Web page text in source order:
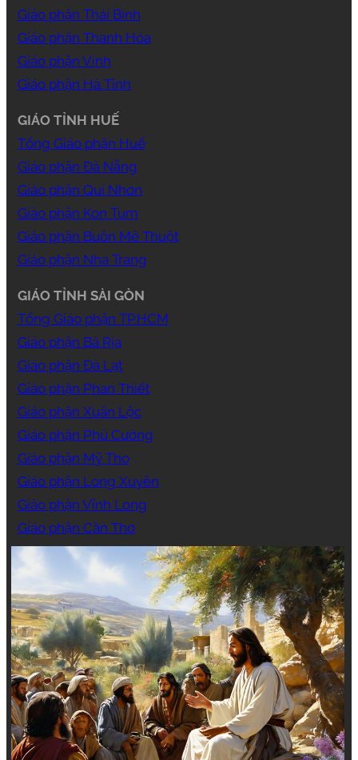
Giáo phận Thái Bình
Giáo phận Thanh Hóa
Giáo phận Vinh
Giáo phận Hà Tĩnh
GIÁO TỈNH HUẾ
Tổng Giáo phận Huế
Giáo phận Đà Nẵng
Giáo phận Qui Nhơn
Giáo phận Kon Tum
Giáo phận Buôn Mê Thuột
Giáo phận Nha Trang
GIÁO TỈNH SÀI GÒN
Tổng Giáo phận TP.HCM
Giáo phận Bà Rịa
Giáo phận Đà Lạt
Giáo phận Phan Thiết
Giáo phận Xuân Lộc
Giáo phận Phú Cường
Giáo phận Mỹ Tho
Giáo phận Long Xuyên
Giáo phận Vĩnh Long
Giáo phận Cần Thơ